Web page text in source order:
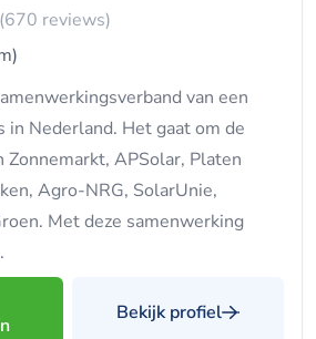
(670 reviews)
van een
in Nederland. Het gaat om de
APSolar, Platen
Agro-NRG, SolarUnie,
Met deze samenwerking
Bekijk profiel